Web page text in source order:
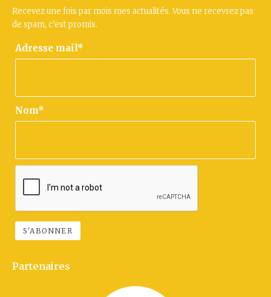
Recevez une fois par mois mes actualités. Vous ne recevrez pas
de spam, c’est promis.
Adresse mail*
Nom*
Partenaires